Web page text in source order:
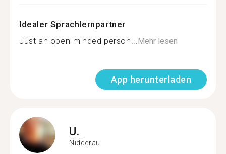
Idealer Sprachlernpartner
Just an open-minded person...Mehr lesen
App herunterladen
U.
Nidderau